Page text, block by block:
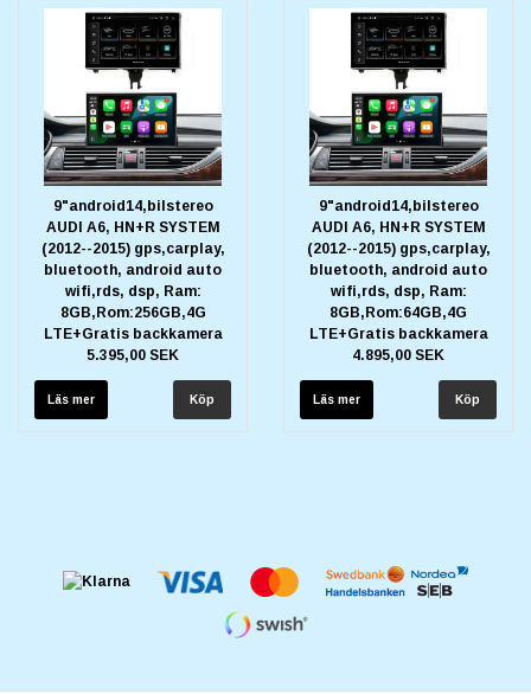
9"android14,bilstereo
AUDI A6, HN+R SYSTEM
(2012--2015) gps,carplay,
bluetooth, android auto
wifi,rds, dsp, Ram:
8GB,Rom:256GB,4G
LTE+Gratis backkamera
5.395,00 SEK
Läs mer
9"android14,bilstereo
AUDI A6, HN+R SYSTEM
(2012--2015) gps,carplay,
bluetooth, android auto
wifi,rds, dsp, Ram:
8GB,Rom:64GB,4G
LTE+Gratis backkamera
4.895,00 SEK
Läs mer